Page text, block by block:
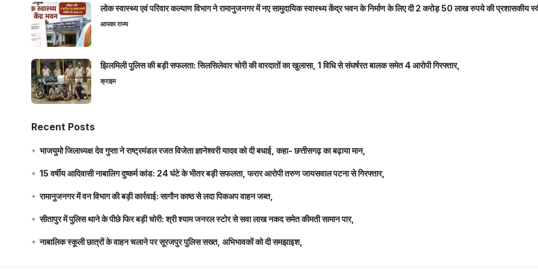
लोक स्वास्थ्य एवं परिवार कल्याण विभाग ने रामानुजनगर में नए सामुदायिक स्वास्थ्य केंद्र भवन के निर्माण के लिए दी 2 करोड़ 50 लाख रुपये की प्रशासकीय
आपका राज्य
झिलमिली पुलिस की बड़ी सफलता: सिलसिलेवार चोरी की वारदातों का खुलासा, 1 विधि से संघर्षरत बालक समेत 4 आरोपी गिरफ्तार,
क्राइम
Recent Posts
भाजयुमो जिलाध्यक्ष देव गुप्ता ने राष्ट्रमंडल रजत विजेता ज्ञानेश्वरी यादव को दी बधाई, कहा- छत्तीसगढ़ का बढ़ाया मान,
15 वर्षीय आदिवासी नाबालिग दुष्कर्म कांड: 24 घंटे के भीतर बड़ी सफलता, फरार आरोपी तरुण जायसवाल पटना से गिरफ्तार,
रामानुजनगर में वन विभाग की बड़ी कार्रवाई: सागौन काष्ठ से लदा पिकअप वाहन जब्त,
सीतापुर में पुलिस थाने के पीछे फिर बड़ी चोरी: श्री श्याम जनरल स्टोर से सवा लाख नकद समेत कीमती सामान पार,
नाबालिक स्कूली छात्रों के वाहन चलाने पर सूरजपुर पुलिस सख्त, अभिभावकों को दी समझाइश,